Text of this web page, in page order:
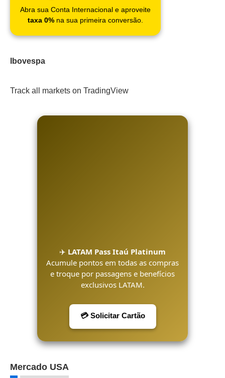
Abra sua Conta Internacional e aproveite
taxa 0% na sua primeira conversão.
Ibovespa
Track all markets on TradingView
✈️ LATAM Pass Itaú Platinum
Acumule pontos em todas as compras
e troque por passagens e benefícios
exclusivos LATAM.
💳 Solicitar Cartão
Mercado USA